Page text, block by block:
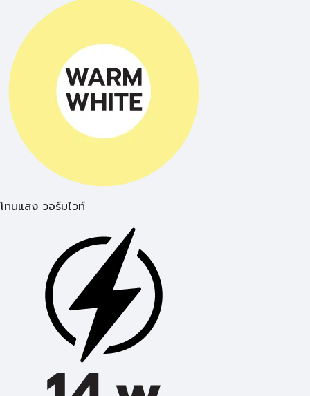
โทนแสง วอร์มไวท์